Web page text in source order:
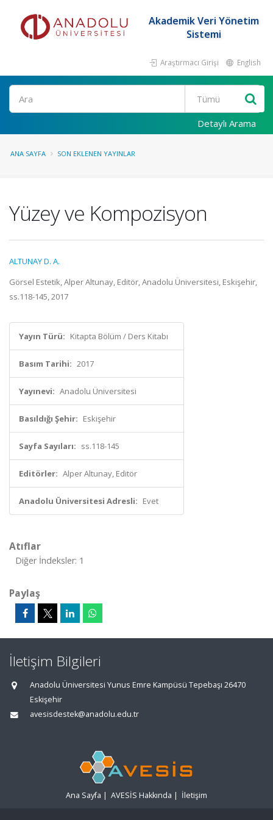
Akademik Veri Yönetim
Sistemi
Araştırmacı Girişi English
Ara
Detaylı Arama
ANA SAYFA SON EKLENEN YAYINLAR
Yüzey ve Kompozisyon
ALTUNAY D. A.
Görsel Estetik, Alper Altunay, Editör, Anadolu Üniversitesi, Eskişehir,
ss.118-145, 2017
Yayın Türü: Kitapta Bölüm / Ders Kitabı
Basım Tarihi: 2017
Yayınevi: Anadolu Üniversitesi
Basıldığı Şehir: Eskişehir
Sayfa Sayıları: ss.118-145
Editörler: Alper Altunay, Editör
Anadolu Üniversitesi Adresli: Evet
Atıflar
Diğer İndeksler: 1
Paylaş
İletişim Bilgileri
Anadolu Üniversitesi Yunus Emre Kampüsü Tepebaşı 26470
Eskişehir
avesisdestek@anadolu.edu.tr
Ana Sayfa | AVESİS Hakkında | İletişim